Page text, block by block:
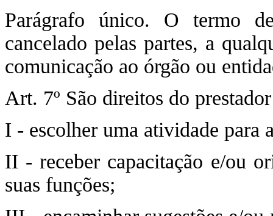
Parágrafo único. O termo
cancelado pelas partes, a
comunicação ao órgão ou
Art. 7º São direitos do
I - escolher uma atividade para
II - receber capacitação e/ou
suas funções;